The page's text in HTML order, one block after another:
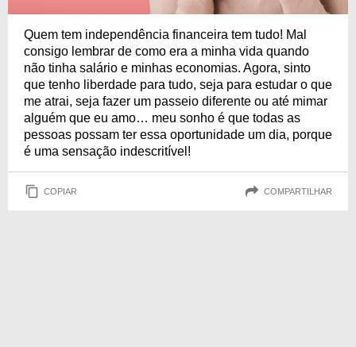
Quem tem independência financeira tem tudo! Mal
consigo lembrar de como era a minha vida quando
não tinha salário e minhas economias. Agora, sinto
que tenho liberdade para tudo, seja para estudar o que
me atrai, seja fazer um passeio diferente ou até mimar
alguém que eu amo… meu sonho é que todas as
pessoas possam ter essa oportunidade um dia, porque
é uma sensação indescritível!
COPIAR COMPARTILHAR